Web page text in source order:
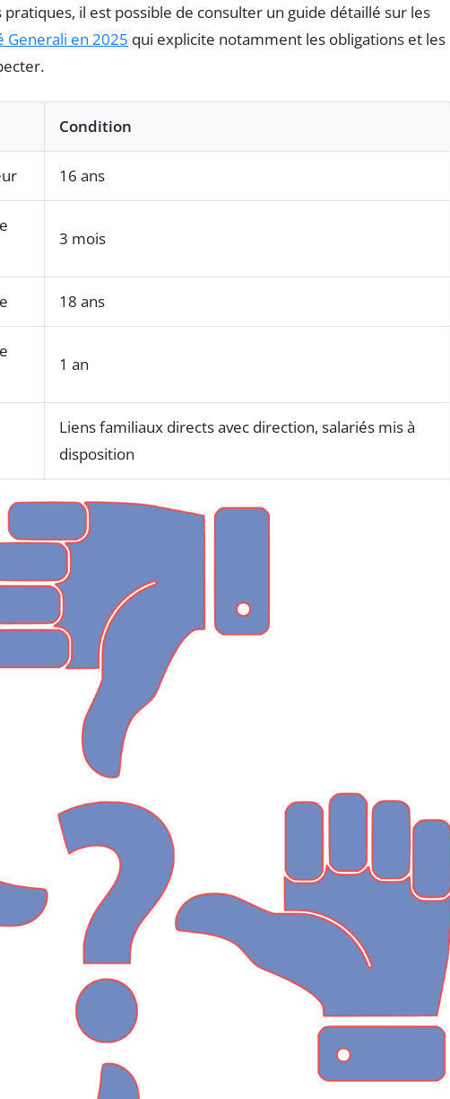
il est possible de consulter un guide détaillé sur les
Generali en 2025 qui explicite notamment les obligations et les
Condition
16 ans
3 mois
18 ans
1 an
Liens familiaux directs avec direction, salariés mis à
disposition